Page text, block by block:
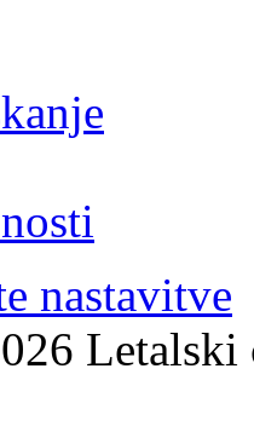
nastavitve
Letalski